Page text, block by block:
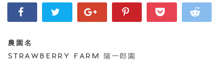
農園名
STRAWBERRY FARM 陽一郎園